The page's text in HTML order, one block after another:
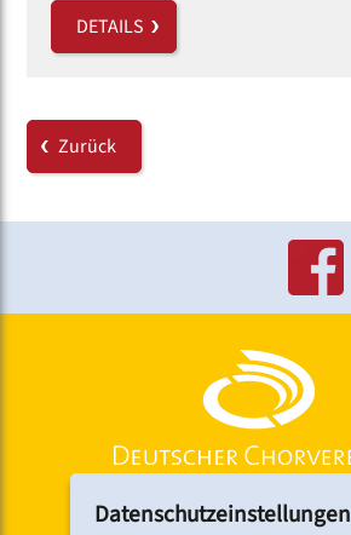
DETAILS
Zurück
Datenschutzeinstellungen